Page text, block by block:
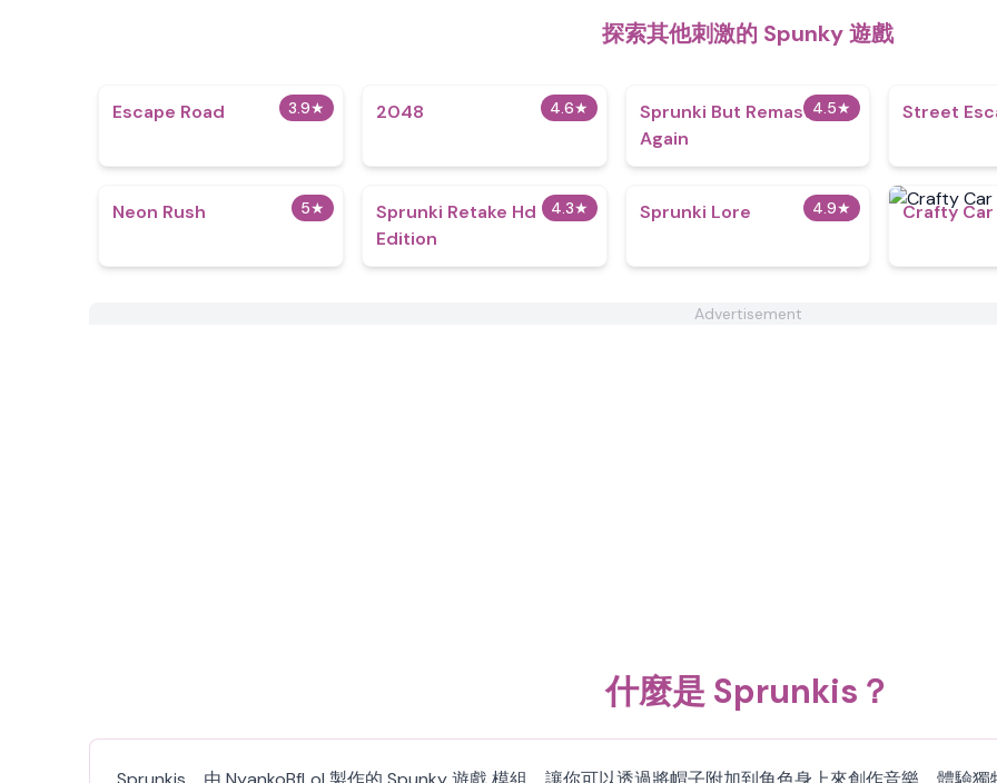
探索其他刺激的 Spunky 遊戲
3.9★
Escape Road 4.6★
2048 4.5★
Sprunki But Remastered
Again
Street
5★
Neon Rush 4.3★
Sprunki Retake Hd
Edition
4.9★
Sprunki Lore Crafty Car
Advertisement
什麼是 Sprunkis？